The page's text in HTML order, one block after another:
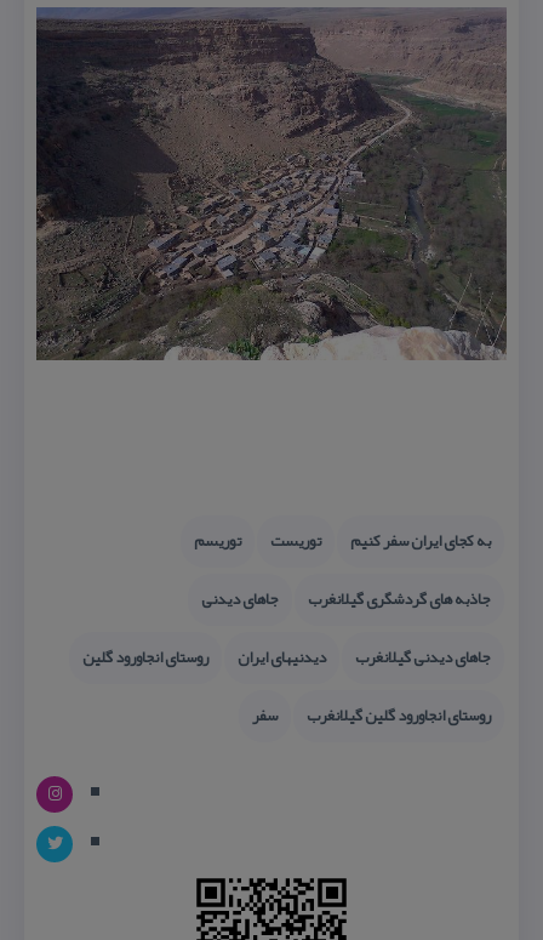
به كجای ایران سفر كنیم توریست
توریسم
جاذبه های گردشگری گیلانغرب
جاهای دیدنی
جاهای دیدنی گیلانغرب
دیدنیهای ایران
روستای انجاورود گلین
روستای انجاورود گلین گیلانغرب
سفر